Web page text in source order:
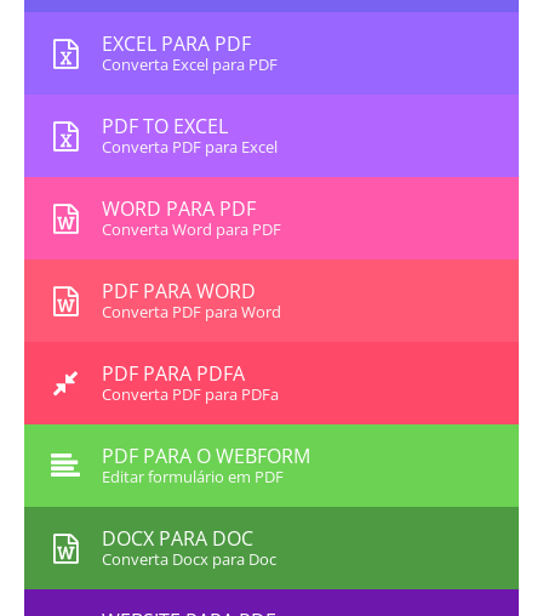
EXCEL PARA PDF
Converta Excel para PDF
PDF TO EXCEL
Converta PDF para Excel
WORD PARA PDF
Converta Word para PDF
PDF PARA WORD
Converta PDF para Word
PDF PARA PDFA
Converta PDF para PDFa
PDF PARA O WEBFORM
Editar formulário em PDF
DOCX PARA DOC
Converta Docx para Doc